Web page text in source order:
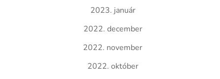
2023. január
2022. december
2022. november
2022. október